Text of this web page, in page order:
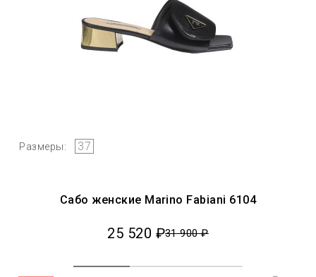
Размеры: 37
Сабо женские Marino Fabiani 6104
25 520 ₽31 900 ₽